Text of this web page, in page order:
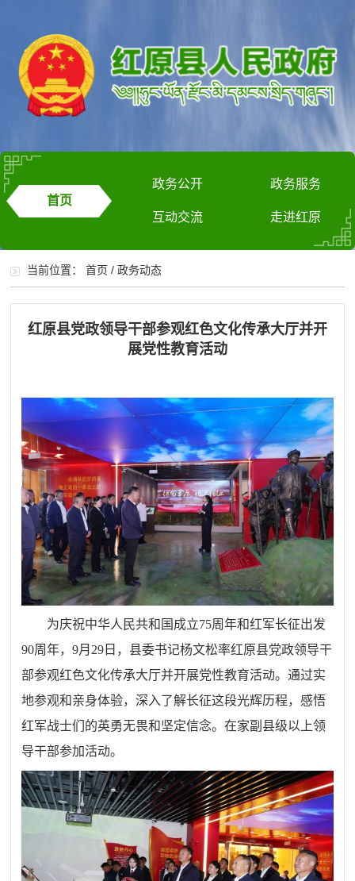
首页
政务公开 政务服务
互动交流 走进红原
当前位置：首页 /政务动态
红原县党政领导干部参观红色文化传承大厅并开
展党性教育活动
为庆祝中华人民共和国成立75周年和红军长征出发
90周年，9月29日，县委书记杨文松率红原县党政领导干
部参观红色文化传承大厅并开展党性教育活动。通过实
地参观和亲身体验，深入了解长征这段光辉历程，感悟
红军战士们的英勇无畏和坚定信念。在家副县级以上领
导干部参加活动。